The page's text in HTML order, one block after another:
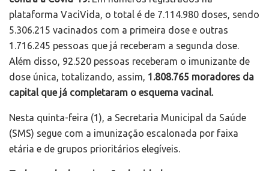
plataforma VaciVida, o total é de 7.114.980 doses, sendo
5.306.215 vacinados com a primeira dose e outras
1.716.245 pessoas que já receberam a segunda dose.
Além disso, 92.520 pessoas receberam o imunizante de
dose única, totalizando, assim, 1.808.765 moradores da
capital que já completaram o esquema vacinal.
Nesta quinta-feira (1), a Secretaria Municipal da Saúde
(SMS) segue com a imunização escalonada por faixa
etária e de grupos prioritários elegíveis.